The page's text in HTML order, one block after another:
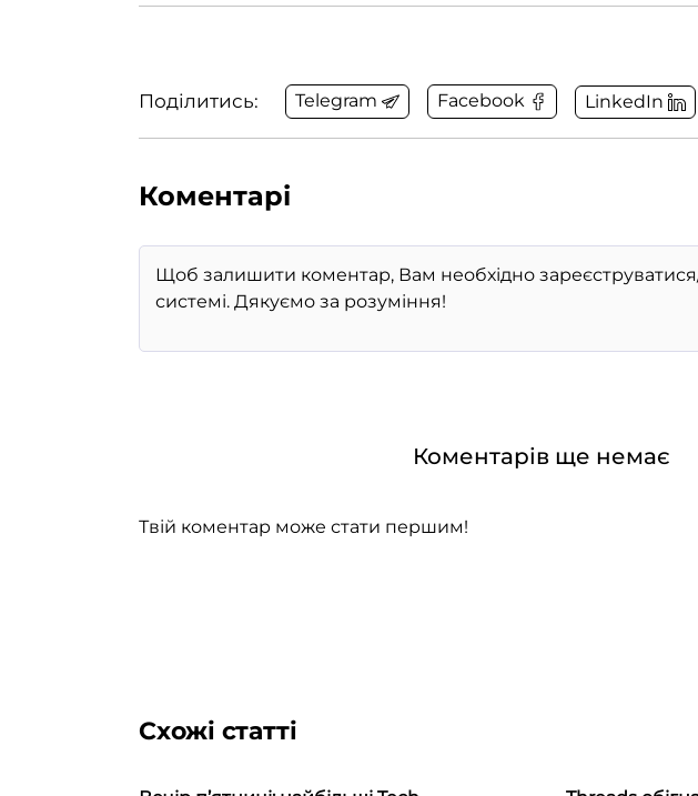
Поділитись: Telegram Facebook LinkedIn
Коментарі
Коментарів ще немає
Твій коментар може стати першим!
Схожі статті